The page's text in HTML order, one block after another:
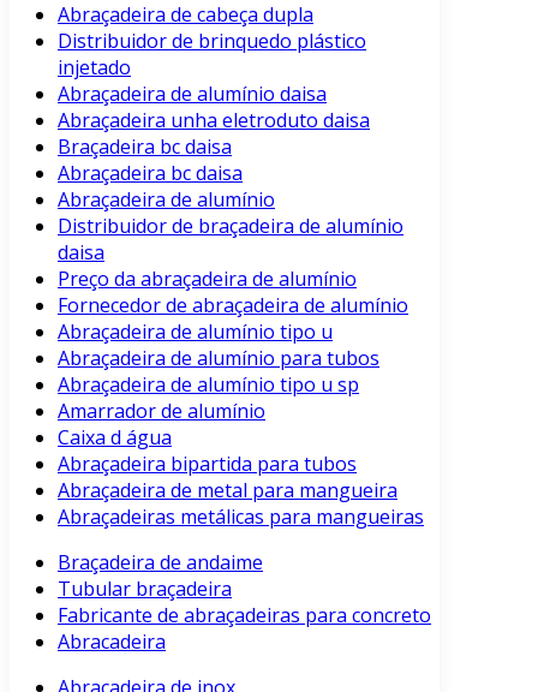
Abraçadeira de cabeça dupla
Distribuidor de brinquedo plástico
injetado
Abraçadeira de alumínio daisa
Abraçadeira unha eletroduto daisa
Braçadeira bc daisa
Abraçadeira bc daisa
Abraçadeira de alumínio
Distribuidor de braçadeira de alumínio
daisa
Preço da abraçadeira de alumínio
Fornecedor de abraçadeira de alumínio
Abraçadeira de alumínio tipo u
Abraçadeira de alumínio para tubos
Abraçadeira de alumínio tipo u sp
Amarrador de alumínio
Caixa d água
Abraçadeira bipartida para tubos
Abraçadeira de metal para mangueira
Abraçadeiras metálicas para mangueiras
Braçadeira de andaime
Tubular braçadeira
Fabricante de abraçadeiras para concreto
Abracadeira